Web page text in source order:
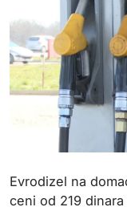
Evrodizel na
ceni od 219